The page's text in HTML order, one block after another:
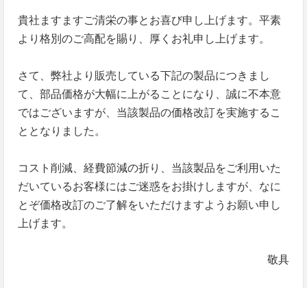
貴社ますますご清栄の事とお喜び申し上げます。平素
より格別のご高配を賜り、厚くお礼申し上げます。
さて、弊社より販売している下記の製品につきまし
て、部品価格が大幅に上がることになり、誠に不本意
ではございますが、当該製品の価格改訂を実施するこ
ととなりました。
コスト削減、経費節減の折り、当該製品をご利用いた
だいているお客様にはご迷惑をお掛けしますが、なに
とぞ価格改訂のご了解をいただけますようお願い申し
上げます。
敬具